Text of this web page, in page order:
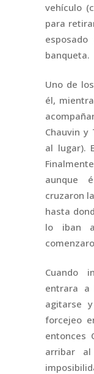
vehículo
para
banqueta.
Uno de
él,
Chauvin y
al lugar).
aunque
cruzaron
hasta
lo iban
Cuando
entrara a
agitarse
forcejeo
entonces
arribar